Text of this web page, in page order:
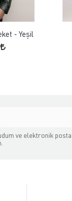
- Yeşil
ve elektronik posta